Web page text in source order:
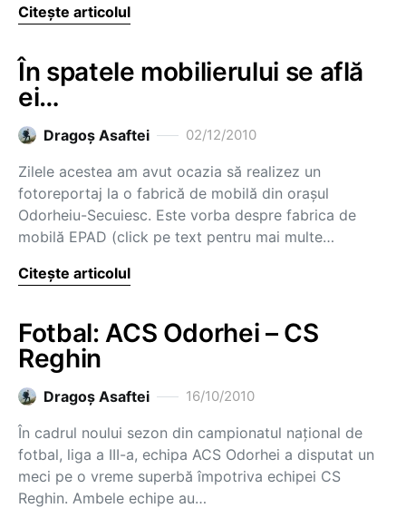
Citește articolul
În spatele mobilierului se află
ei…
Dragoş Asaftei 02/12/2010
Zilele acestea am avut ocazia să realizez un
fotoreportaj la o fabrică de mobilă din oraşul
Odorheiu-Secuiesc. Este vorba despre fabrica de
mobilă EPAD (click pe text pentru mai multe…
Citește articolul
Fotbal: ACS Odorhei – CS
Reghin
Dragoş Asaftei 16/10/2010
În cadrul noului sezon din campionatul naţional de
fotbal, liga a III-a, echipa ACS Odorhei a disputat un
meci pe o vreme superbă împotriva echipei CS
Reghin. Ambele echipe au…